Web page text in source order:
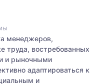
менеджеров,
труда, востребованных
и рыночными
адаптироваться к
и